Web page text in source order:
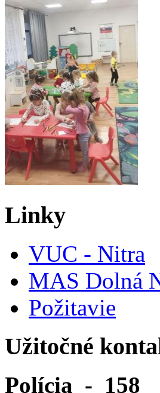
Linky
VUC - Nitra
MAS Dolná
Požitavie
Užitočné
Polícia - 158